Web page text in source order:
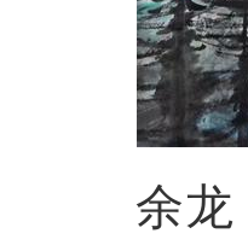
余龙